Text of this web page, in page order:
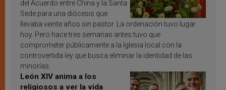
del Acuerdo entre China y la Santa
Sede para una diócesis que
llevaba veinte años sin pastor. La ordenación tuvo lugar
hoy. Pero hace tres semanas antes tuvo que
comprometer públicamente a la Iglesia local con la
controvertida ley que busca eliminar la identidad de las
minorías.
León XIV anima a los
religiosos a ver la vida